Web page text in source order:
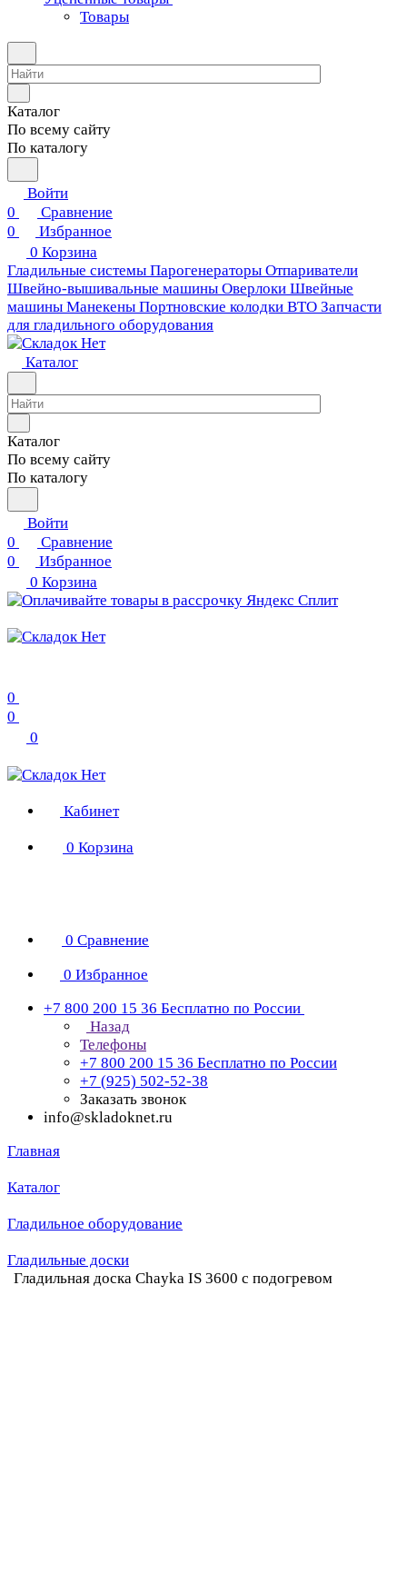
Товары
Каталог
По всему сайту
По каталогу
Войти
0
Сравнение
0
Избранное
0 Корзина
Гладильные системы Парогенераторы Отпариватели
Швейно-вышивальные машины Оверлоки Швейные
машины Манекены Портновские колодки ВТО Запчасти
для гладильного оборудования
Каталог
Каталог
По всему сайту
По каталогу
Войти
0
Сравнение
0
Избранное
0 Корзина
0
0
0
Кабинет
0 Корзина
0 Сравнение
0 Избранное
+7 800 200 15 36 Бесплатно по России
Назад
Телефоны
+7 800 200 15 36 Бесплатно по России
+7 (925) 502-52-38
Заказать звонок
info@skladoknet.ru
Главная
Каталог
Гладильное оборудование
Гладильные доски
Гладильная доска Chayka IS 3600 с подогревом